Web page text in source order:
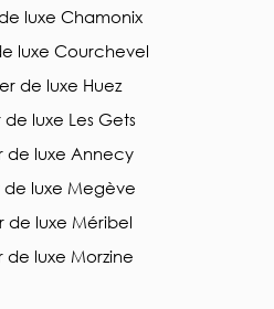
luxe Chamonix
luxe Courchevel
de luxe Huez
luxe Les Gets
de luxe Annecy
de luxe Megève
de luxe Méribel
de luxe Morzine